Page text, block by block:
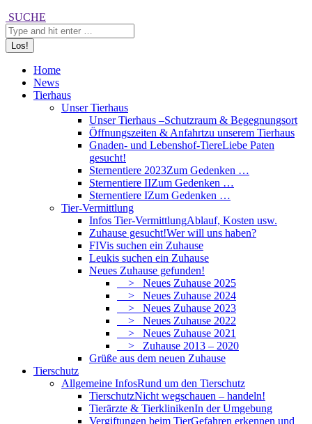
Search:
SUCHE
Home
News
Tierhaus
Unser Tierhaus
Unser Tierhaus –Schutzraum & Begegnungsort
Öffnungszeiten & Anfahrtzu unserem Tierhaus
Gnaden- und Lebenshof-TiereLiebe Paten
gesucht!
Sternentiere 2023Zum Gedenken …
Sternentiere IIZum Gedenken …
Sternentiere IZum Gedenken …
Tier-Vermittlung
Infos Tier-VermittlungAblauf, Kosten usw.
Zuhause gesucht!Wer will uns haben?
FIVis suchen ein Zuhause
Leukis suchen ein Zuhause
Neues Zuhause gefunden!
> Neues Zuhause 2025
> Neues Zuhause 2024
> Neues Zuhause 2023
> Neues Zuhause 2022
> Neues Zuhause 2021
> Zuhause 2013 – 2020
Grüße aus dem neuen Zuhause
Tierschutz
Allgemeine InfosRund um den Tierschutz
TierschutzNicht wegschauen – handeln!
Tierärzte & TierklinikenIn der Umgebung
Vergiftungen beim TierGefahren erkennen und